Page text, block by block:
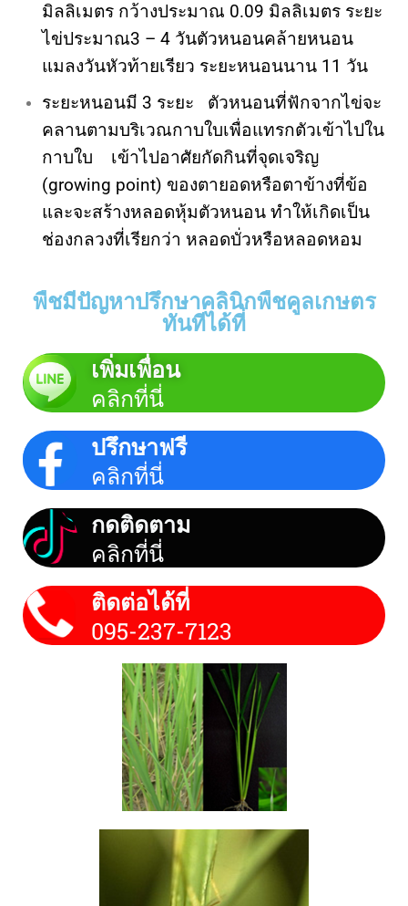
มิลลิเมตร กว้างประมาณ 0.09 มิลลิเมตร ระยะ
ไข่ประมาณ3 – 4 วันตัวหนอนคล้ายหนอน
แมลงวันหัวท้ายเรียว ระยะหนอนนาน 11 วัน
ระยะหนอนมี 3 ระยะ ตัวหนอนที่ฟักจากไข่จะ
คลานตามบริเวณกาบใบเพื่อแทรกตัวเข้าไปใน
กาบใบ เข้าไปอาศัยกัดกินที่จุดเจริญ
(growing point) ของตายอดหรือตาข้างที่ข้อ
และจะสร้างหลอดหุ้มตัวหนอน ทำให้เกิดเป็น
ช่องกลวงที่เรียกว่า หลอดบั่วหรือหลอดหอม
พืชมีปัญหาปรึกษาคลินิกพืชคูลเกษตร
ทันทีได้ที่
เพิ่มเพื่อน
คลิกที่นี่
ปรึกษาฟรี
คลิกที่นี่
กดติดตาม
คลิกที่นี่
ติดต่อได้ที่
095-237-7123